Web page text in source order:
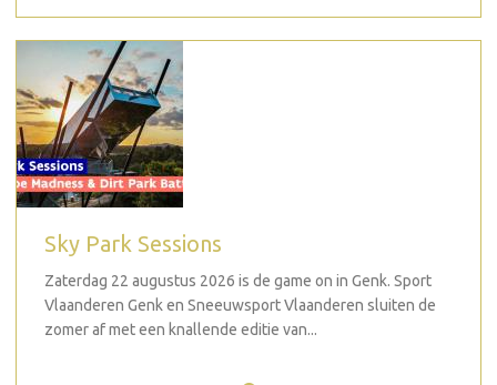
Sky Park Sessions
Zaterdag 22 augustus 2026 is de game on in Genk. Sport
Vlaanderen Genk en Sneeuwsport Vlaanderen sluiten de
zomer af met een knallende editie van...